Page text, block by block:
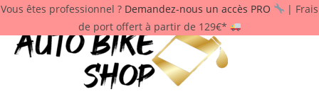
Vous êtes professionnel ? Demandez-nous un accès PRO
| Frais
de port offert à partir de 129€*